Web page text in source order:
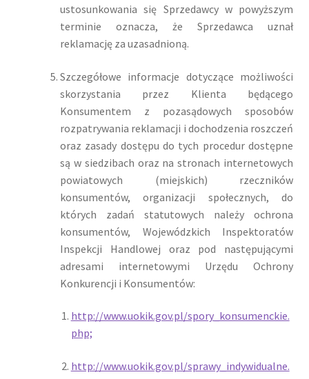
ustosunkowania się Sprzedawcy w powyższym
terminie oznacza, że Sprzedawca uznał
reklamację za uzasadnioną.
Szczegółowe informacje dotyczące możliwości
skorzystania przez Klienta będącego
Konsumentem z pozasądowych sposobów
rozpatrywania reklamacji i dochodzenia roszczeń
oraz zasady dostępu do tych procedur dostępne
są w siedzibach oraz na stronach internetowych
powiatowych (miejskich) rzeczników
konsumentów, organizacji społecznych, do
których zadań statutowych należy ochrona
konsumentów, Wojewódzkich Inspektoratów
Inspekcji Handlowej oraz pod następującymi
adresami internetowymi Urzędu Ochrony
Konkurencji i Konsumentów:
http://www.uokik.gov.pl/spory_konsumenckie.
php;
http://www.uokik.gov.pl/sprawy_indywidualne.